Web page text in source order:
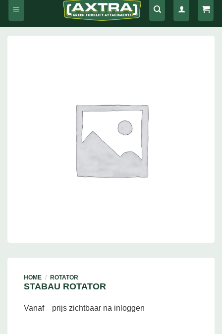
HOME / ROTATOR
STABAU ROTATOR
Vanaf prijs zichtbaar na inloggen